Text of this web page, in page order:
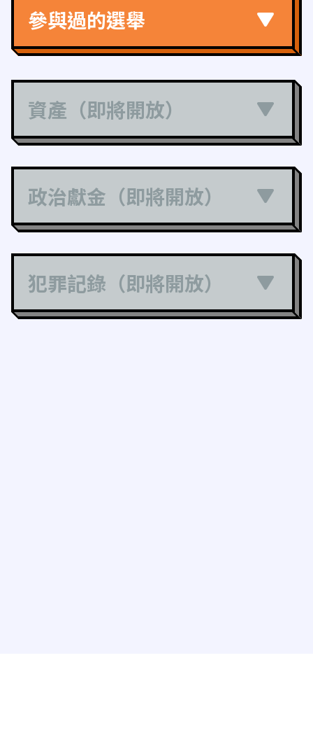
參與過的選舉
資產（即將開放）
政治獻金（即將開放）
犯罪記錄（即將開放）